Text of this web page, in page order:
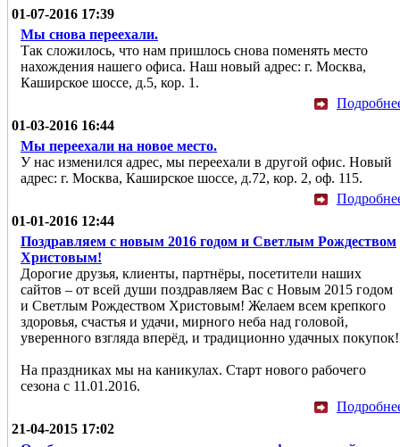
01-07-2016 17:39
Мы снова переехали.
Так сложилось, что нам пришлось снова поменять место
нахождения нашего офиса. Наш новый адрес: г. Москва,
Каширское шоссе, д.5, кор. 1.
01-03-2016 16:44
Мы переехали на новое место.
У нас изменился адрес, мы переехали в другой офис. Новый
адрес: г. Москва, Каширское шоссе, д.72, кор. 2, оф. 115.
01-01-2016 12:44
Поздравляем с новым 2016 годом и Светлым Рождеством
Христовым!
Дорогие друзья, клиенты, партнёры, посетители наших
сайтов – от всей души поздравляем Вас с Новым 2015 годом
и Светлым Рождеством Христовым! Желаем всем крепкого
здоровья, счастья и удачи, мирного неба над головой,
уверенного взгляда вперёд, и традиционно удачных покупок!
На праздниках мы на каникулах. Старт нового рабочего
сезона с 11.01.2016.
21-04-2015 17:02